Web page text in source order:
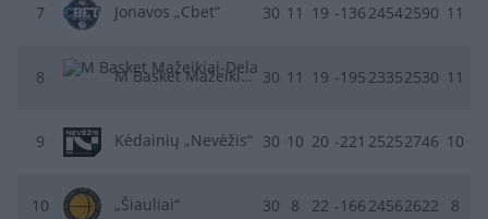
7 Jonavos „Cbet“ 30 11 19 -136 24542590 11
8 M Basket Mažeikiai-Delamode 30 11 19 -195 23352530 11
9 Kėdainių „Nevėžis“ 30 10 20 -221 25252746 10
10 „Šiauliai“ 30 8 22 -166 24562622 8